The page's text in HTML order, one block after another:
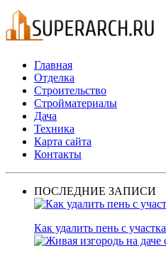
Главная
Отделка
Строительство
Стройматериалы
Дача
Техника
Карта сайта
Контакты
ПОСЛЕДНИЕ ЗАПИСИ
Как удалить пень с участка